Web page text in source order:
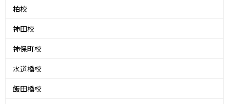
柏校
神田校
神保町校
水道橋校
飯田橋校